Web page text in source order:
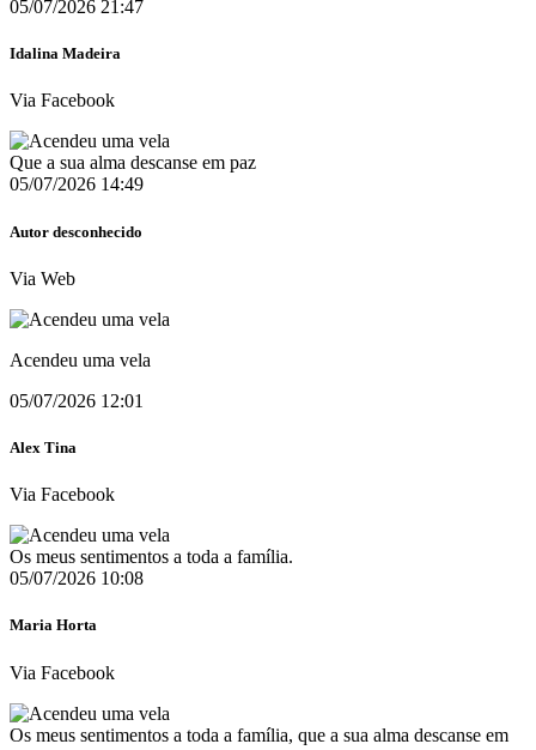
05/07/2026 21:47
Idalina Madeira
Via Facebook
Que a sua alma descanse em paz
05/07/2026 14:49
Autor desconhecido
Via Web
Acendeu uma vela
05/07/2026 12:01
Alex Tina
Via Facebook
Os meus sentimentos a toda a família.
05/07/2026 10:08
Maria Horta
Via Facebook
Os meus sentimentos a toda a família, que a sua alma descanse em